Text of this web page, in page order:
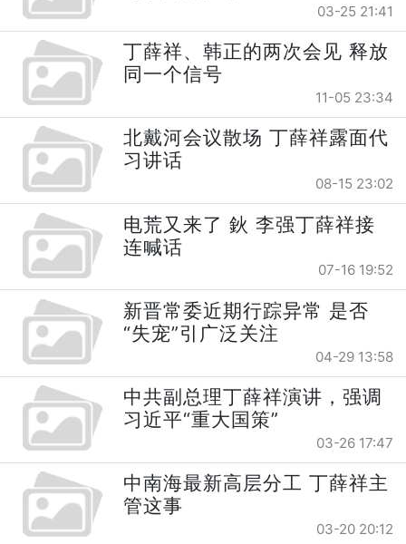
03-25 21:41
丁薛祥、韩正的两次会见 释放
同一个信号
11-05 23:34
北戴河会议散场 丁薛祥露面代
习讲话
08-15 23:02
电荒又来了 鈥 李强丁薛祥接
连喊话
07-16 19:52
新晋常委近期行踪异常 是否
“失宠”引广泛关注
04-29 13:58
中共副总理丁薛祥演讲，强调
习近平“重大国策”
03-26 17:47
中南海最新高层分工 丁薛祥主
管这事
03-20 20:12